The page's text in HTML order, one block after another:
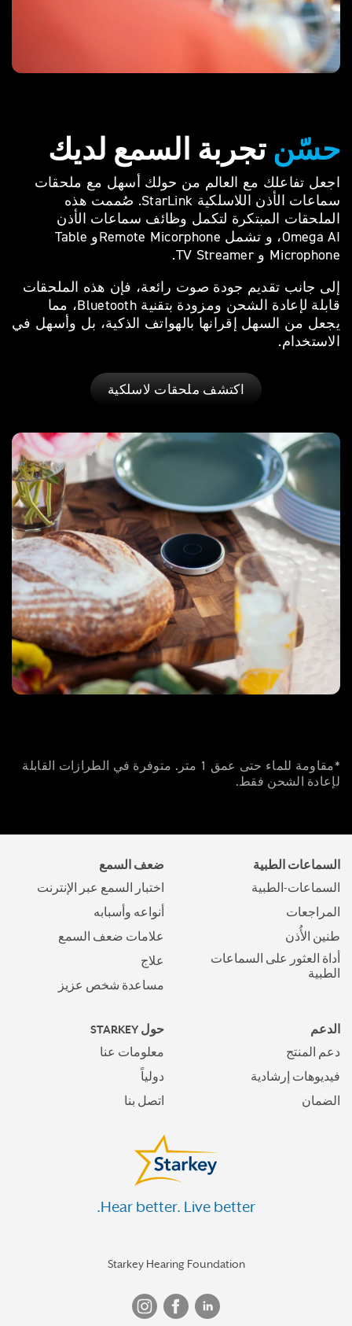
حسّن تجربة السمع لديك
اجعل تفاعلك مع العالم من حولك أسهل مع ملحقات
سماعات الأذن اللاسلكية StarLink. صُممت هذه
الملحقات المبتكرة لتكمل وظائف سماعات الأذن
Omega AI، و تشمل Remote Micorphoneو Table
Microphone و TV Streamer.
إلى جانب تقديم جودة صوت رائعة، فإن هذه الملحقات
قابلة لإعادة الشحن ومزودة بتقنية Bluetooth، مما
يجعل من السهل إقرانها بالهواتف الذكية، بل وأسهل في
الاستخدام.
اكتشف ملحقات لاسلكية
*مقاومة للماء حتى عمق 1 متر. متوفرة في الطرازات القابلة
لإعادة الشحن فقط.
السماعات الطبية
السماعات-الطبية
المراجعات
طنين الأُذن
أداة العثور على السماعات
الطبية
ضعف السمع
اختبار السمع عبر الإنترنت
أنواعه وأسبابه
علامات ضعف السمع
علاج
مساعدة شخص عزيز
الدعم
دعم المنتج
فيديوهات إرشادية
الضمان
حول STARKEY
معلومات عنا
دولياً
اتصل بنا
Hear better. Live better.
Starkey Hearing Foundation